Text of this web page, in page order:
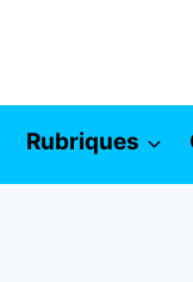
Rubriques